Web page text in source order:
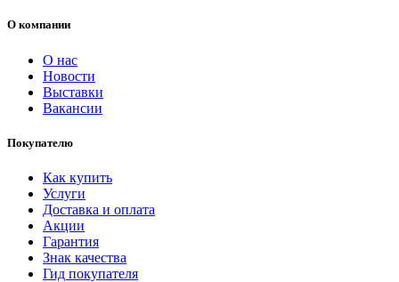
О компании
О нас
Новости
Выставки
Вакансии
Покупателю
Как купить
Услуги
Доставка и оплата
Акции
Гарантия
Знак качества
Гид покупателя